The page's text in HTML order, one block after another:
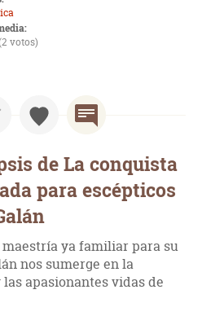
votos)
de La conquista
para escépticos
ya familiar para su
nos sumerge en la
apasionantes vidas de